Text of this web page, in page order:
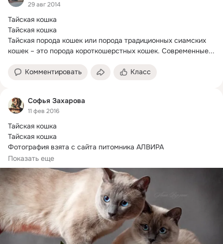
29 авг 2014
Тайская кошка
Тайская кошка
Тайская порода кошек или порода традиционных сиамских
кошек – это порода короткошерстных кошек. Современные...
Комментировать Класс
Софья Захарова
11 фев 2016
Тайская кошка
Тайская кошка
Фотография взята с сайта питомника АЛВИРА
Тайская порода кошек или порода традиционных сиамских
кошек –...
Показать еще